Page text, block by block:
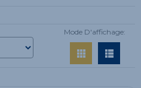
Mode D'affichage: